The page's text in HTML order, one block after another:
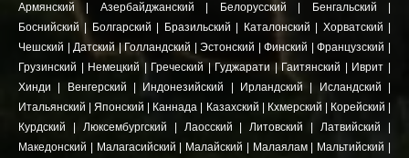
Армянский
Азербайджанский Белорусский Бенгальский
Боснийский
Болгарский Бразильский Каталонский Хорватский
Чешский |Датский Голландский |Эстонский |Финский |Французский
Грузинский
Немецкий Греческий Гуджарати Гаитянский Иврит
Хинди
Венгерский Индонезийский Ирландский Исландский
Итальянский |Японский Каннада Казахский Кхмерский Корейский
Курдский
Люксембургский Лаосский |Литовский |Латвийский
Македонский
Малагасийский Малайский Малаялам| Мальтийский